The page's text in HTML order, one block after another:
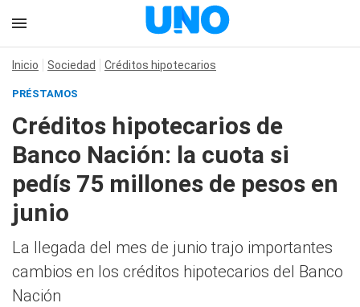
Inicio Sociedad Créditos hipotecarios
PRÉSTAMOS
Créditos hipotecarios de
Banco Nación: la cuota si
pedís 75 millones de pesos en
junio
La llegada del mes de junio trajo importantes
cambios en los créditos hipotecarios del Banco
Nación